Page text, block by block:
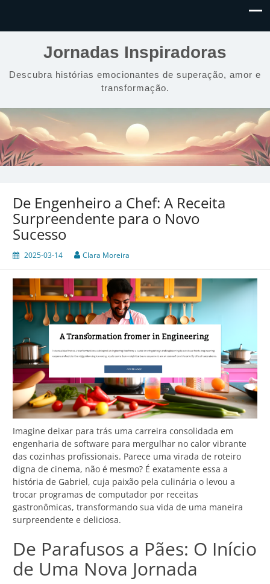
Jornadas Inspiradoras
Descubra histórias emocionantes de superação, amor e
transformação.
De Engenheiro a Chef: A Receita
Surpreendente para o Novo
Sucesso
2025-03-14 Clara Moreira
Imagine deixar para trás uma carreira consolidada em
engenharia de software para mergulhar no calor vibrante
das cozinhas profissionais. Parece uma virada de roteiro
digna de cinema, não é mesmo? É exatamente essa a
história de Gabriel, cuja paixão pela culinária o levou a
trocar programas de computador por receitas
gastronômicas, transformando sua vida de uma maneira
surpreendente e deliciosa.
De Parafusos a Pães: O Início
de Uma Nova Jornada